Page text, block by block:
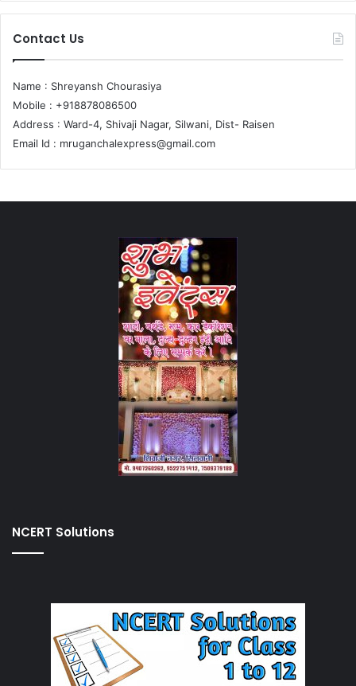
Contact Us
Name : Shreyansh Chourasiya
Mobile : +918878086500
Address : Ward-4, Shivaji Nagar, Silwani, Dist- Raisen
Email Id : mruganchalexpress@gmail.com
NCERT Solutions